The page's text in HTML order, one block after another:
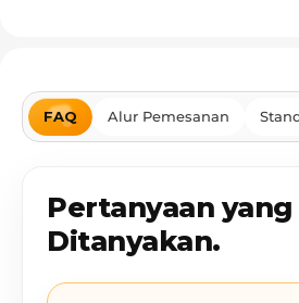
FAQ Alur Pemesanan
Pertanyaan
Ditanyakan.